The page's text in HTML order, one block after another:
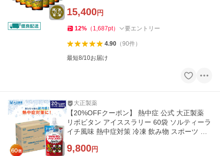
15,400円
12% （ 1,687pt） 要エントリー
4.90（90件）
最短8/10お届け
大正製薬
【20%OFFクーポン】 熱中症 公式 大正製薬
リポビタン アイススラリー 60袋 ソルティーラ
イチ風味 熱中症対策 冷凍 飲み物 スポーツ ド
9,800円